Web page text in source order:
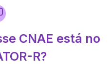
CNAE está no
R?